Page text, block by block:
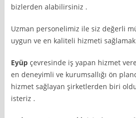
bizlerden alabilirsiniz .
Uzman personelimiz ile siz değerli
uygun ve en kaliteli hizmeti
Eyüp çevresinde iş yapan hizmet
en deneyimli ve kurumsallığı ön
hizmet sağlayan şirketlerden biri
isteriz .